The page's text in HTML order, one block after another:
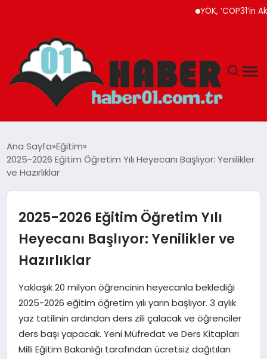
YÖK, ‘COP31’in
ADANA
MAGAZIN
EĞITIM
TEKNOLOJI
Ana Sayfa Eğitim
2025-2026 Eğitim Öğretim Yılı Heyecanı Başlıyor: Yenilikler
ve Hazırlıklar
2025-2026 Eğitim Öğretim Yılı
Heyecanı Başlıyor: Yenilikler ve
Hazırlıklar
Yaklaşık 20 milyon öğrencinin heyecanla beklediği
2025-2026 eğitim öğretim yılı yarın başlıyor. 3 aylık
yaz tatilinin ardından ders zili çalacak ve öğrenciler
ders başı yapacak. Yeni Müfredat ve Ders Kitapları
Milli Eğitim Bakanlığı tarafından ücretsiz dağıtılan